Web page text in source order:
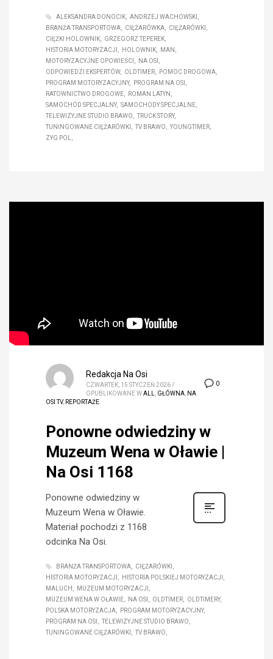
ALEKSANDRA DONOCIK
ANDRZEJ WACHOWSKI
BRANŻA TRANSPORTOWA
CIĘŻARÓWKA
CIĘŻARÓWKI
CIĘŻKI HOLOWNIK
GRZEGORZ TEPEREK
HISTORIA MOTORYZACJI
HOLOWNIK
MAN
MOTORYZACYJNE OPOWIEŚCI
NA OSI
ODPOWIEDZI EKSPERTÓW
OLDTIMER
POMOC DROGOWA
PROGRAM MOTORYZACYJNY
PROGRAM NA OSI
RATOWNICTWO DROGOWE
ROMAN LATYN
SAMOCHÓD SPECJALNY
SAMOCHODY SPECJALNE
TELEWIZYJNE STUDIO BRAWO
TRUCK STORY
TUNINGOWANE CIĘŻARÓWKI
TV BRAWO
YOUNGTIMER
ZYG POL
0
Redakcja Na Osi
CZWARTEK, 15 STYCZEŃ 2026 /
OPUBLIKOWANE WALL GŁÓWNA NA
OSI TV, REPORTAŻE
Ponowne odwiedziny w
Muzeum Wena w Oławie |
Na Osi 1168
Ponowne odwiedziny w
Muzeum Wena w Oławie.
Materiał pochodzi z 1168
odcinka Na Osi.
BRANŻA TRANSPORTOWA
CIĘŻARÓWKI
HISTORIA MOTORYZACJI
HISTORIA POLSKIEJ MOTORYZACJI
MALUCH
MUZEUM MOTORYZACJI
MUZEUM WENA W OŁAWIE
NA OSI OLDTIMER
OLDTIMERY
POLSKA MOTORYZACJA
PROGRAM MOTORYZACYJNY
PROGRAM NA OSI
TELEWIZYJNE STUDIO BRAWO
TUNINGOWANE CIĘŻARÓWKI
TV BRAWO